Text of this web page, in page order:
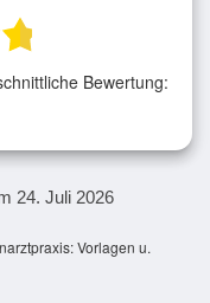
Bewertung:
24. Juli 2026
Vorlagen u.